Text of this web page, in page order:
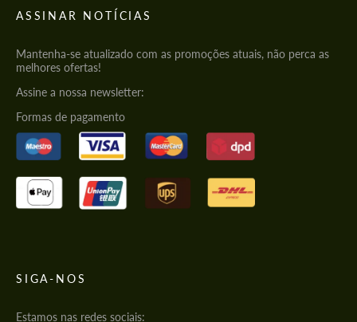
ASSINAR NOTÍCIAS
Mantenha-se atualizado com as promoções atuais, não perca as
melhores ofertas!
Assine a nossa newsletter:
Formas de pagamento
SIGA-NOS
Estamos nas redes sociais: